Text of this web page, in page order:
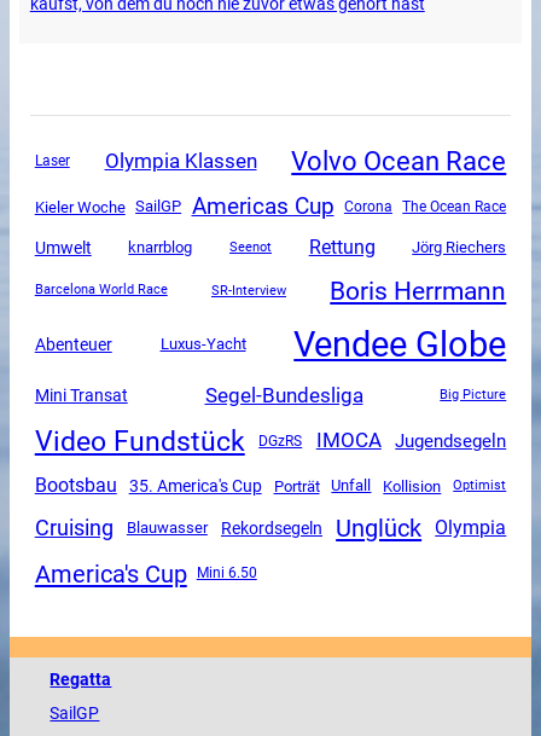
Laser Olympia Klassen Volvo Ocean Race
Kieler Woche SailGP Americas Cup Corona The Ocean Race
Umwelt knarrblog Seenot Rettung Jörg Riechers
Barcelona World Race SR-Interview Boris Herrmann
Abenteuer Luxus-Yacht Vendee Globe
Mini Transat Segel-Bundesliga Big Picture
Video Fundstück DGzRS IMOCA Jugendsegeln
Bootsbau 35. America's Cup Porträt Unfall Kollision Optimist
Cruising Blauwasser Rekordsegeln Unglück Olympia
America's Cup Mini 6.50
Regatta
SailGP